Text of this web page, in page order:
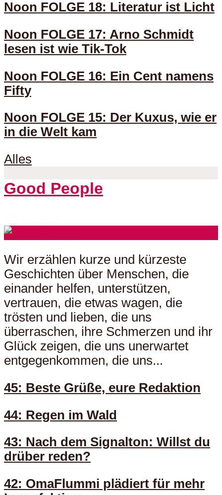
Noon FOLGE 18: Literatur ist Licht
Noon FOLGE 17: Arno Schmidt
lesen ist wie Tik-Tok
Noon FOLGE 16: Ein Cent namens
Fifty
Noon FOLGE 15: Der Kuxus, wie er
in die Welt kam
Alles
Good People
Wir erzählen kurze und kürzeste
Geschichten über Menschen, die
einander helfen, unterstützen,
vertrauen, die etwas wagen, die
trösten und lieben, die uns
überraschen, ihre Schmerzen und ihr
Glück zeigen, die uns unerwartet
entgegenkommen, die uns...
45: Beste Grüße, eure Redaktion
44: Regen im Wald
43: Nach dem Signalton: Willst du
drüber reden?
42: OmaFlummi plädiert für mehr